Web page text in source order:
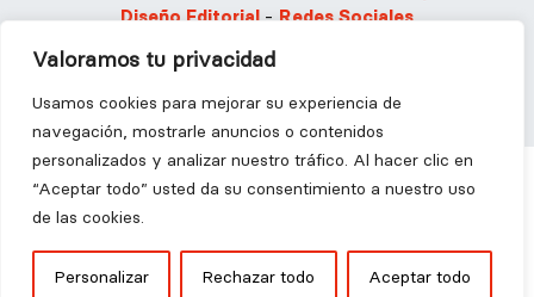
Valoramos tu privacidad
Usamos cookies para mejorar su experiencia de
navegación, mostrarle anuncios o contenidos
personalizados y analizar nuestro tráfico. Al hacer clic en
“Aceptar todo” usted da su consentimiento a nuestro uso
de las cookies.
Personalizar Rechazar todo Aceptar todo
Diseño Editorial-Redes Sociales
Aviso legal Política de privacidad Política de Cookies
2025 © Ángel Martínez Disseny i Comunicació S.L | Todos